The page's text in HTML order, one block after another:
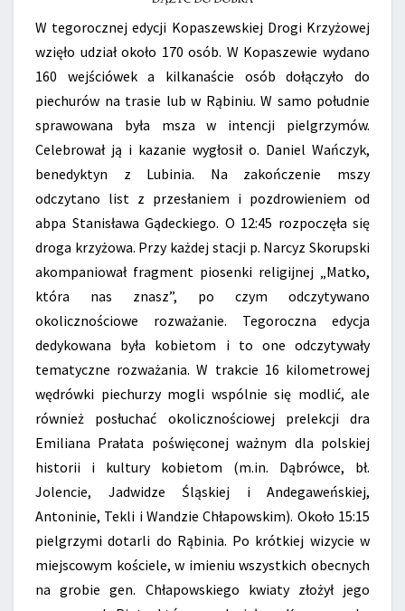
W tegorocznej edycji Kopaszewskiej Drogi Krzyżowej
wzięło udział około 170 osób. W Kopaszewie wydano
160 wejściówek a kilkanaście osób dołączyło do
piechurów na trasie lub w Rąbiniu. W samo południe
sprawowana była msza w intencji pielgrzymów.
Celebrował ją i kazanie wygłosił o. Daniel Wańczyk,
benedyktyn z Lubinia. Na zakończenie mszy
odczytano list z przesłaniem i pozdrowieniem od
abpa Stanisława Gądeckiego. O 12:45 rozpoczęła się
droga krzyżowa. Przy każdej stacji p. Narcyz Skorupski
akompaniował fragment piosenki religijnej „Matko,
która nas znasz”, po czym odczytywano
okolicznościowe rozważanie. Tegoroczna edycja
dedykowana była kobietom i to one odczytywały
tematyczne rozważania. W trakcie 16 kilometrowej
wędrówki piechurzy mogli wspólnie się modlić, ale
również posłuchać okolicznościowej prelekcji dra
Emiliana Prałata poświęconej ważnym dla polskiej
historii i kultury kobietom (m.in. Dąbrówce, bł.
Jolencie, Jadwidze Śląskiej i Andegaweńskiej,
Antoninie, Tekli i Wandzie Chłapowskim). Około 15:15
pielgrzymi dotarli do Rąbinia. Po krótkiej wizycie w
miejscowym kościele, w imieniu wszystkich obecnych
na grobie gen. Chłapowskiego kwiaty złożył jego